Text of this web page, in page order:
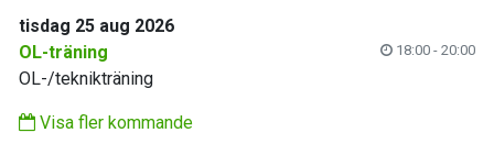
tisdag 25 aug 2026
OL-träning
18:00 - 20:00
OL-/teknikträning
Visa fler kommande